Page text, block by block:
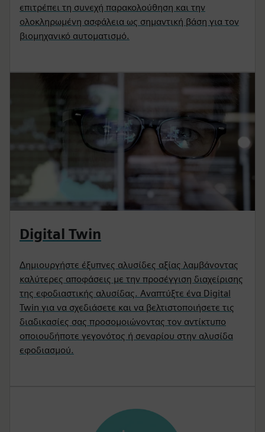
επιτρέπει τη συνεχή παρακολούθηση και την
ολοκληρωμένη ασφάλεια ως σημαντική βάση για τον
βιομηχανικό αυτοματισμό.
Digital Twin
Δημιουργήστε έξυπνες αλυσίδες αξίας λαμβάνοντας
καλύτερες αποφάσεις με την προσέγγιση διαχείρισης
της εφοδιαστικής αλυσίδας. Αναπτύξτε ένα Digital
Twin για να σχεδιάσετε και να βελτιστοποιήσετε τις
διαδικασίες σας προσομοιώνοντας τον αντίκτυπο
οποιουδήποτε γεγονότος ή σεναρίου στην αλυσίδα
εφοδιασμού.